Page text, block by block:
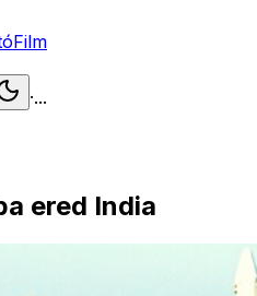
Film
·...
ered India